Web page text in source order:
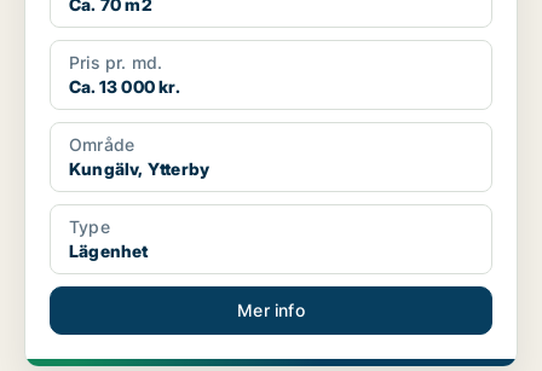
Ca. 70 m2
Pris pr. md.
Ca. 13 000 kr.
Område
Kungälv, Ytterby
Type
Lägenhet
Mer info